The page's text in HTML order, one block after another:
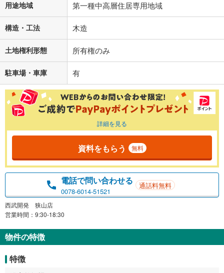
用途地域 第一種中高層住居専用地域
構造・工法 木造
土地権利形態 所有権のみ
駐車場・車庫 有
詳細を見る
資料をもらう 無料
電話で問い合わせる
0078-6014-51521
通話料無料
西武開発 狭山店
営業時間：9:30-18:30
物件の特徴
特徴